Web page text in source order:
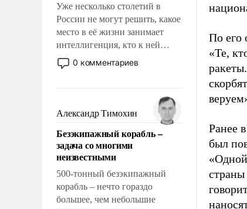
Уже несколько столетий в
России не могут решить, какое
место в её жизни занимает
интеллигенция, кто к ней
принадлежит, а кого из неё
исключили с правом
чем она отличается от просто
образованных людей. Иногда
казалось, что эти вопросы
решены раз и навсегда, но –
нет, не решены.
0 комментариев
Александр Тимохин
Безэкипажный корабль –
задача со многими
неизвестными
500-тонный безэкипажный
корабль – нечто гораздо
большее, чем небольшие
По его
«Те,
Ранее
был